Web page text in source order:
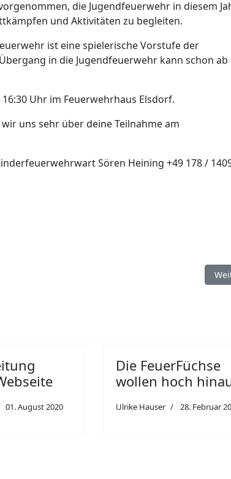
die Jugendfeuerwehr in diesem
und Aktivitäten zu begleiten.
ist eine spielerische Vorstufe der
in die Jugendfeuerwehr kann schon ab
Uhr im Feuerwehrhaus Elsdorf.
uns sehr über deine Teilnahme am
Sören Heining +49 178 /
01. August 2020
Die FeuerFüchse
wollen hoch
Ulrike Hauser 28. Februar